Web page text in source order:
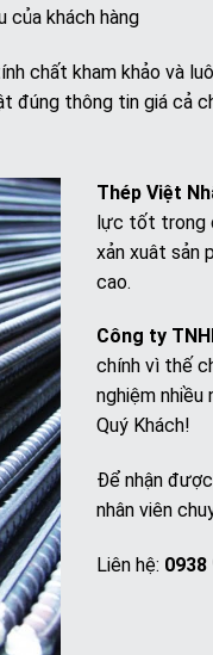
của khách hàng
chất kham khảo và
đúng thông tin giá cả
Thép Việt
lực tốt trong
xản xuât sản
cao.
Công ty
chính vì thế
nghiệm
Quý Khách!
Để nhận
nhân viên
Liên hệ: 0938